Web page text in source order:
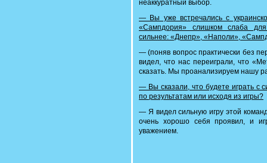
неаккуратный выбор.
— Вы уже встречались с
«Сампдория» слишком слаба
сильнее: «Днепр», «Наполи»,
— (поняв вопрос практически без
видел, что нас переиграли, что
сказать. Мы проанализируем нашу
— Вы сказали, что будете играть с
по результатам или исходя из игры?
— Я видел сильную игру этой
очень хорошо себя проявил, и
уважением.